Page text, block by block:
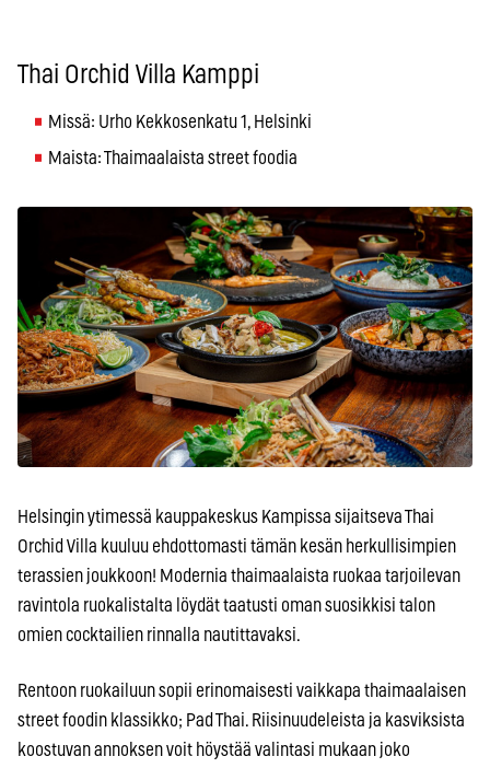
Thai Orchid Villa Kamppi
Missä: Urho Kekkosenkatu 1, Helsinki
Maista: Thaimaalaista street foodia
Helsingin ytimessä kauppakeskus Kampissa sijaitseva Thai
Orchid Villa kuuluu ehdottomasti tämän kesän herkullisimpien
terassien joukkoon! Modernia thaimaalaista ruokaa tarjoilevan
ravintola ruokalistalta löydät taatusti oman suosikkisi talon
omien cocktailien rinnalla nautittavaksi.
Rentoon ruokailuun sopii erinomaisesti vaikkapa thaimaalaisen
street foodin klassikko; Pad Thai. Riisinuudeleista ja kasviksista
koostuvan annoksen voit höystää valintasi mukaan joko